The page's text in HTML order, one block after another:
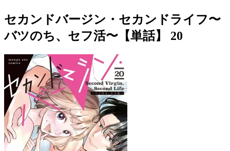
セカンドバージン・セカンドライフ〜
バツのち、セフ活〜【単話】 20